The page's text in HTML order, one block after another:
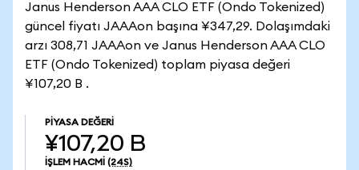
Janus Henderson AAA CLO ETF (Ondo Tokenized)
güncel fiyatı JAAAon başına ¥347,29. Dolaşımdaki
arzı 308,71 JAAAon ve Janus Henderson AAA CLO
ETF (Ondo Tokenized) toplam piyasa değeri
¥107,20 B .
PIYASA DEĞERI
¥107,20 B
İŞLEM HACMI (24S)